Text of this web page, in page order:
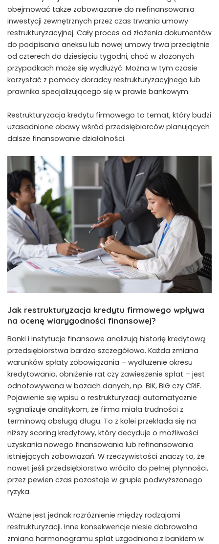
obejmować także zobowiązanie do niefinansowania
inwestycji zewnętrznych przez czas trwania umowy
restrukturyzacyjnej. Cały proces od złożenia dokumentów
do podpisania aneksu lub nowej umowy trwa przeciętnie
od czterech do dziesięciu tygodni, choć w złożonych
przypadkach może się wydłużyć. Można w tym czasie
korzystać z pomocy doradcy restrukturyzacyjnego lub
prawnika specjalizującego się w prawie bankowym.
Restrukturyzacja kredytu firmowego to temat, który budzi
uzasadnione obawy wśród przedsiębiorców planujących
dalsze finansowanie działalności.
Jak restrukturyzacja kredytu firmowego wpływa
na ocenę wiarygodności finansowej?
Banki i instytucje finansowe analizują historię kredytową
przedsiębiorstwa bardzo szczegółowo. Każda zmiana
warunków spłaty zobowiązania – wydłużenie okresu
kredytowania, obniżenie rat czy zawieszenie spłat – jest
odnotowywana w bazach danych, np. BIK, BIG czy CRIF.
Pojawienie się wpisu o restrukturyzacji automatycznie
sygnalizuje analitykom, że firma miała trudności z
terminową obsługą długu. To z kolei przekłada się na
niższy scoring kredytowy, który decyduje o możliwości
uzyskania nowego finansowania lub refinansowania
istniejących zobowiązań. W rzeczywistości znaczy to, że
nawet jeśli przedsiębiorstwo wróciło do pełnej płynności,
przez pewien czas pozostaje w grupie podwyższonego
ryzyka.
Ważne jest jednak rozróżnienie między rodzajami
restrukturyzacji. Inne konsekwencje niesie dobrowolna
zmiana harmonogramu spłat uzgodniona z bankiem w